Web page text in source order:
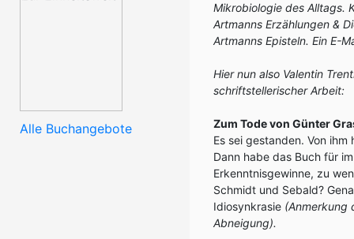
Alle Buchangebote
Mikrobiologie des Alltags.
Artmanns Erzählungen &
Artmanns Episteln. Ein E-
Hier nun also Valentin
schriftstellerischer Arbeit:
Zum Tode von Günter
Es sei gestanden. Von
Dann habe das Buch für
Erkenntnisgewinne, zu
Schmidt und Sebald?
Idiosynkrasie (Anmerkung
Abneigung).